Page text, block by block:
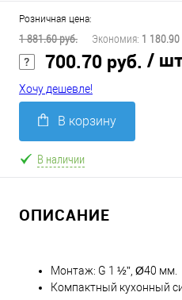
Розничная цена:
1 881.60 руб. Экономия: 1 180.90
700.70 руб. /
Хочу дешевле!
В корзину
В наличии
ОПИСАНИЕ
Монтаж: G 1 ½”, Ø40 мм.
Компактный кухонный